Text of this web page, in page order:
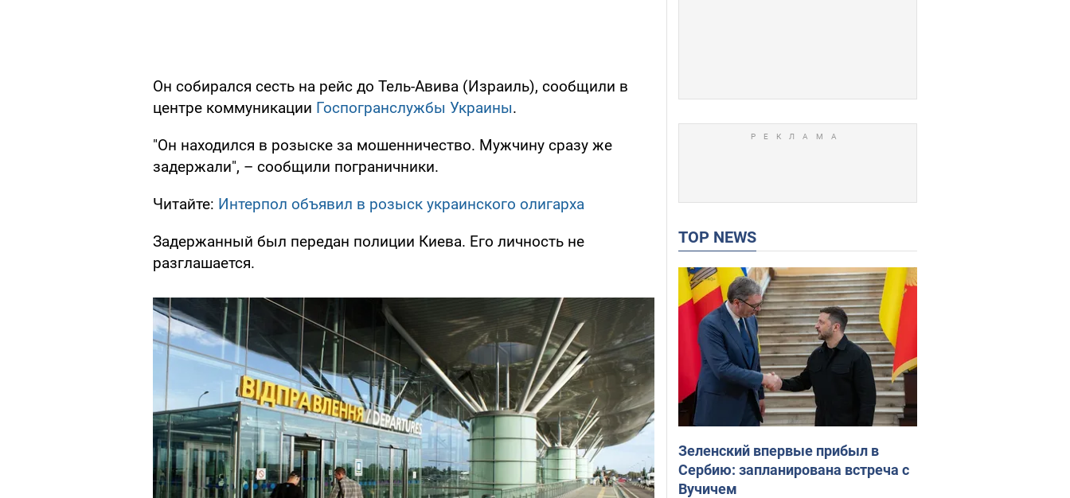
Он собирался сесть на рейс до Тель-Авива (Израиль), сообщили в
центре коммуникации Госпогранслужбы Украины.
"Он находился в розыске за мошенничество. Мужчину сразу же
задержали", – сообщили пограничники.
Читайте: Интерпол объявил в розыск украинского олигарха
Задержанный был передан полиции Киева. Его личность не
разглашается.
TOP NEWS
Зеленский впервые прибыл в
Сербию: запланирована встреча с
Вучичем